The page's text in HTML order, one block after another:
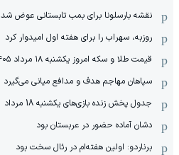
نقشه بارسلونا برای بمب تابستانی عوض شد
روزبه، سهراب را برای هفته اول امیدوار کرد
قیمت طلا و سکه امروز یکشنبه ۱۸ مرداد ۱۴۰۵
سپاهان مهاجم هدف و مدافع میانی می‌گیرد
جدول پخش زنده بازی‌های یکشنبه 18 مرداد
دشان آماده حضور در عربستان بود
برناردو: اولین هفته‌ام در رئال سخت بود